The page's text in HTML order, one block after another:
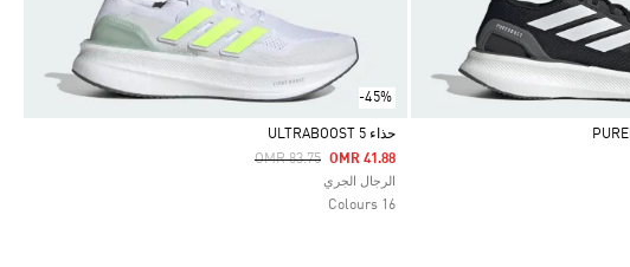
-45%
Selected
حذاء ULTRABOOST 5
Price Reduced From
OMR 83.75ToOMR 41.88
الرجال الجري
16 Colours